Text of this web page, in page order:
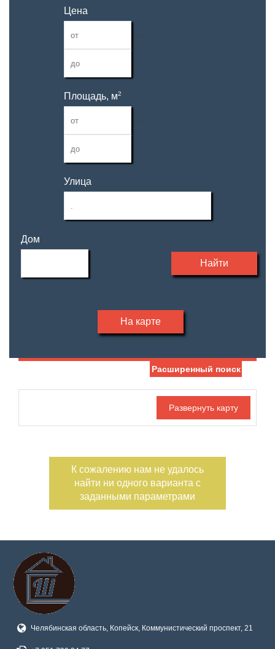
Цена
—
Площадь, м2
—
Улица
Дом
Найти
На карте
Ипотека
Обмен
С фото
Расширенный поиск
К сожалению нам не удалось
найти ни одного варианта с
заданными параметрами
Челябинская область, Копейск, Коммунистический проспект, 21